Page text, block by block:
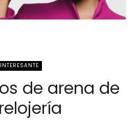
INTERESANTE
de arena de